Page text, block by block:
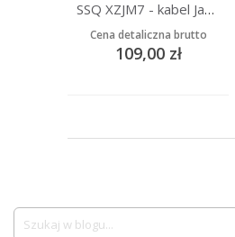
SSQ XZJM7 - kabel Jack MONO - XLR Żeński 7 metrowy
Cena detaliczna brutto
109,00 zł
Szukaj